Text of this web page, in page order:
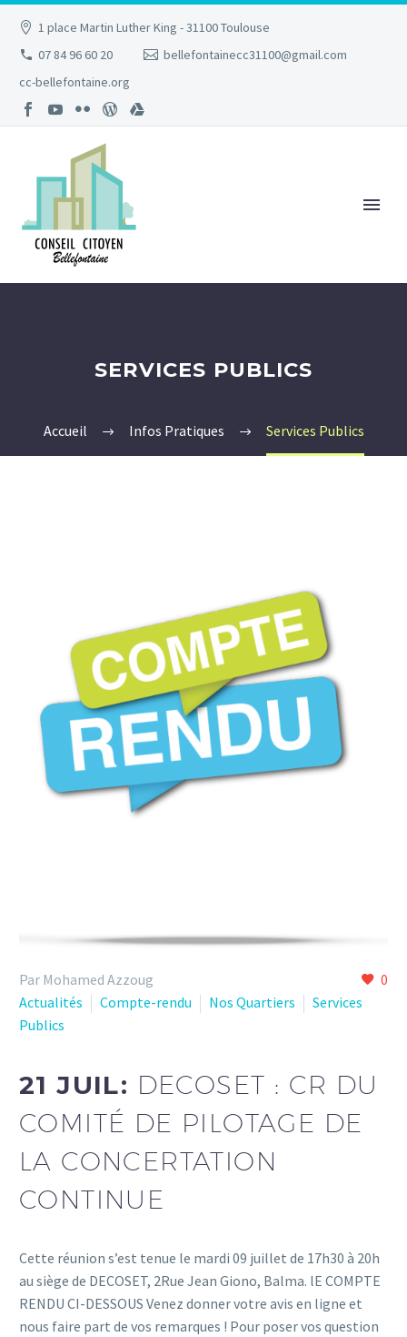
1 place Martin Luther King - 31100 Toulouse
07 84 96 60 20
bellefontainecc31100@gmail.com
cc-bellefontaine.org
SERVICES PUBLICS
Accueil Infos Pratiques Services Publics
0
Par Mohamed Azzoug
Actualités
Compte-rendu Nos Quartiers
Services
Publics
21 JUIL: DECOSET : CR DU
COMITÉ DE PILOTAGE DE
LA CONCERTATION
CONTINUE
Cette réunion s’est tenue le mardi 09 juillet de 17h30 à 20h
au siège de DECOSET, 2Rue Jean Giono, Balma. lE COMPTE
RENDU CI-DESSOUS Venez donner votre avis en ligne et
nous faire part de vos remarques ! Pour poser vos question